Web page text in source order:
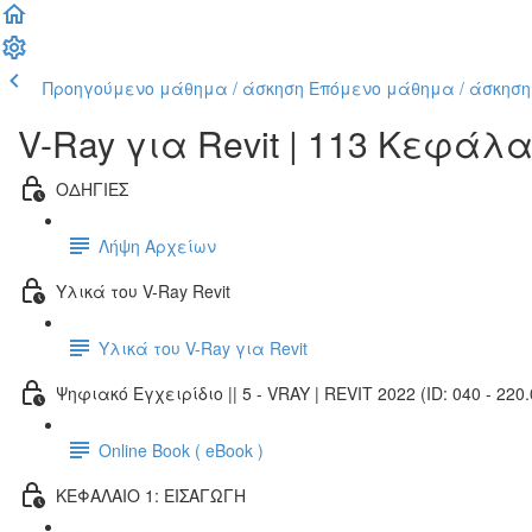
Προηγούμενο μάθημα / άσκηση Επόμενο μάθημα / άσκηση
V-Ray για Revit | 113
ΟΔΗΓΙΕΣ
Λήψη Αρχείων
Υλικά του V-Ray Revit
Υλικά του V-Ray για Revit
Ψηφιακό Εγχειρίδιο || 5 - VRAY | REVIT 2022 (ID: 040 -
Online Book ( eBook )
ΚΕΦΑΛΑΙΟ 1: ΕΙΣΑΓΩΓΗ